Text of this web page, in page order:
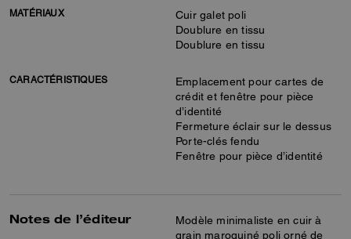
MATÉRIAUX
Cuir galet poli
Doublure en tissu
Doublure en tissu
CARACTÉRISTIQUES
Emplacement pour cartes de
crédit et fenêtre pour pièce
d’identité
Fermeture éclair sur le dessus
Porte-clés fendu
Fenêtre pour pièce d’identité
Notes de l’éditeur
Modèle minimaliste en cuir à
grain maroquiné poli orné de